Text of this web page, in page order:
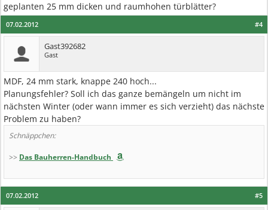
geplanten 25 mm dicken und raumhohen türblätter?
#4
07.02.2012
Gast392682
Gast
MDF, 24 mm stark, knappe 240 hoch...
Planungsfehler? Soll ich das ganze bemängeln um nicht im
nächsten Winter (oder wann immer es sich verzieht) das nächste
Problem zu haben?
Schnäppchen:
>> Das Bauherren-Handbuch
#5
07.02.2012